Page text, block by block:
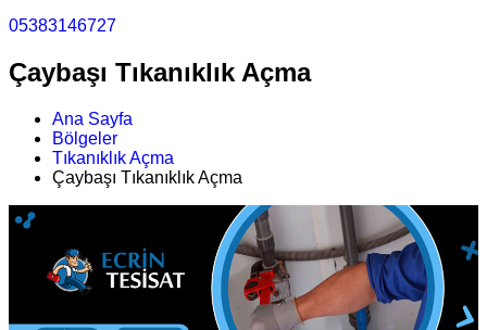
05383146727
Çaybaşı Tıkanıklık Açma
Ana Sayfa
Bölgeler
Tıkanıklık Açma
Çaybaşı Tıkanıklık Açma